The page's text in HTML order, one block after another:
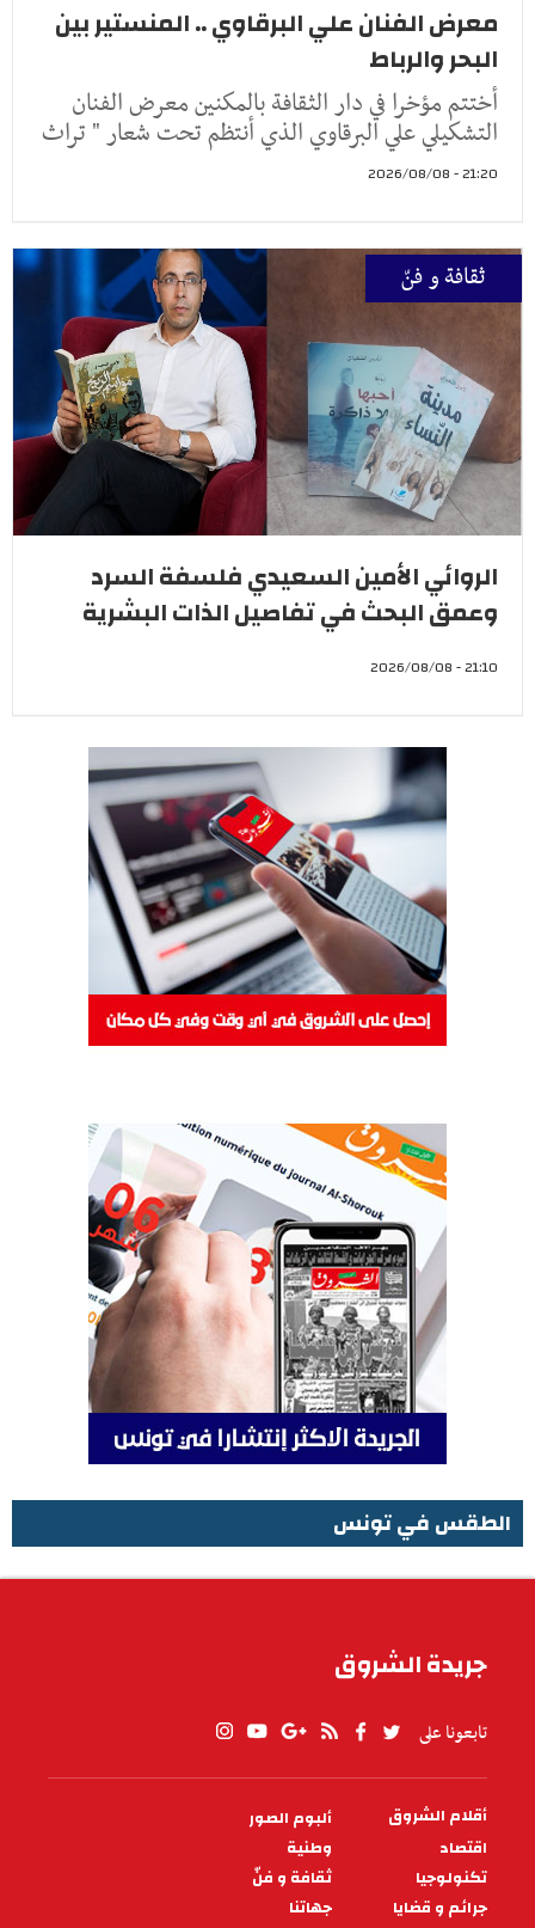
معرض الفنان علي البرقاوي .. المنستير بين
البحر والرباط
أختتم مؤخرا في دار الثقافة بالمكنين معرض الفنان
التشكيلي علي البرقاوي الذي أنتظم تحت شعار " تراث
21:20 - 2026/08/08
ثقافة و فنّ
الروائي الأمين السعيدي فلسفة السرد
وعمق البحث في تفاصيل الذات البشرية
21:10 - 2026/08/08
الطقس في تونس
جريدة الشروق
تابعونا على
PIED
DE
PAGE
أقلام الشروق
ألبوم الصور
اقتصاد
وطنية
تكنولوجيا
ثقافة و فنّ
جرائم و قضايا
جهاتنا